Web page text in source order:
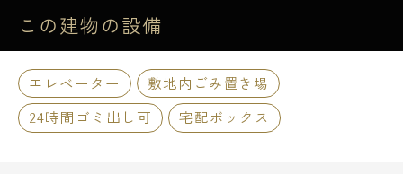
この建物の設備
エレベーター
敷地内ごみ置き場
24時間ゴミ出し可
宅配ボックス